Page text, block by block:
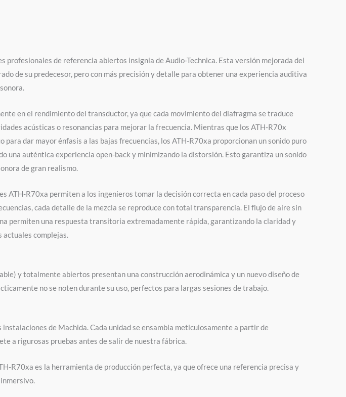
profesionales de referencia abiertos insignia de Audio-Technica. Esta versión mejorada del
de su predecesor, pero con más precisión y detalle para obtener una experiencia auditiva
en el rendimiento del transductor, ya que cada movimiento del diafragma se traduce
acústicas o resonancias para mejorar la frecuencia. Mientras que los ATH-R70x
dar mayor énfasis a las bajas frecuencias, los ATH-R70xa proporcionan un sonido puro
una auténtica experiencia open-back y minimizando la distorsión. Esto garantiza un sonido
de gran realismo.
ATH-R70xa permiten a los ingenieros tomar la decisión correcta en cada paso del proceso
cada detalle de la mezcla se reproduce con total transparencia. El flujo de aire sin
permiten una respuesta transitoria extremadamente rápida, garantizando la claridad y
complejas.
y totalmente abiertos presentan una construcción aerodinámica y un nuevo diseño de
no se noten durante su uso, perfectos para largas sesiones de trabajo.
de Machida. Cada unidad se ensambla meticulosamente a partir de
a rigurosas pruebas antes de salir de nuestra fábrica.
R70xa es la herramienta de producción perfecta, ya que ofrece una referencia precisa y